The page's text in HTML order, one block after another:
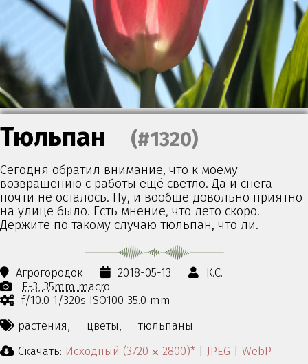
Тюльпан (#1320)
Сегодня обратил внимание, что к моему
возвращению с работы ещё светло. Да и снега
почти не осталось. Ну, и вообще довольно приятно
на улице было. Есть мнение, что лето скоро.
Держите по такому случаю тюльпан, что ли.
Агрогородок 2018-05-13
К.С.
E-3 35mm macro
f/10.0 1/320s ISO100 35.0 mm
растения,
цветы,
тюльпаны
Скачать: Исходный (3720 ⨉ 2800)* | JPEG | WebP